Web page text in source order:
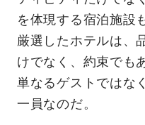
を体現する宿泊施設
厳選したホテルは、
けでなく、約束でも
単なるゲストではな
一員なのだ。